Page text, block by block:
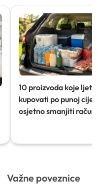
10 proizvoda koje ljeti
kupovati po punoj
osjetno smanjiti račun)
Važne poveznice